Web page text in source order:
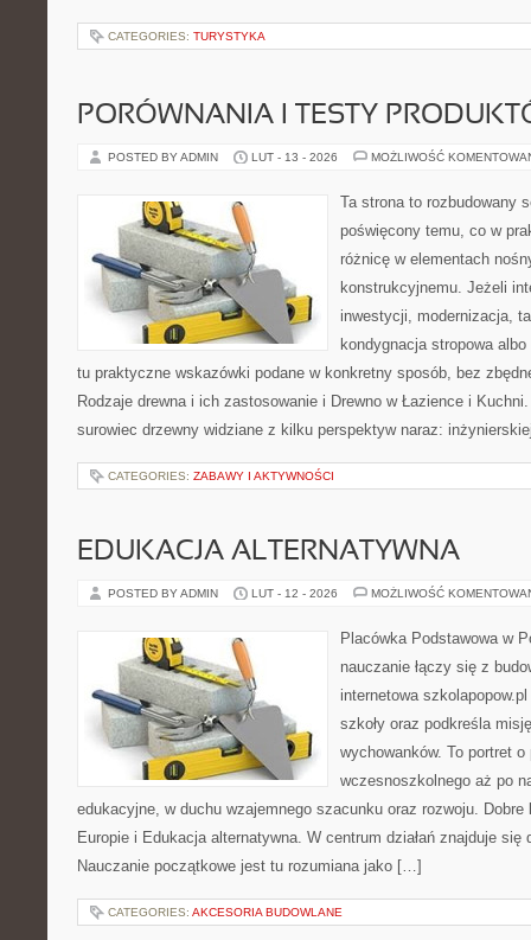
CATEGORIES: TURYSTYKA
PORÓWNANIA I TESTY
POSTED BY ADMIN LUT - 13 - 2026 MOŻLIWOŚĆ
Ta strona to rozbudowany
poświęcony temu, co w
różnicę w elementach
konstrukcyjnemu. Jeżeli
inwestycji, modernizacja,
kondygnacja stropowa
tu praktyczne wskazówki podane w konkretny sposób, bez
Rodzaje drewna i ich zastosowanie i Drewno w Łazience i
surowiec drzewny widziane z kilku perspektyw naraz:
CATEGORIES: ZABAWY I AKTYWNOŚCI
EDUKACJA ALTERNATYWNA
POSTED BY ADMIN LUT - 12 - 2026 MOŻLIWOŚĆ
Placówka Podstawowa w
nauczanie łączy się z
internetowa
szkoły oraz podkreśla
wychowanków. To portret
wczesnoszkolnego aż po
edukacyjne, w duchu wzajemnego szacunku oraz rozwoju.
Europie i Edukacja alternatywna. W centrum działań znajduje
Nauczanie początkowe jest tu rozumiana jako […]
CATEGORIES: AKCESORIA BUDOWLANE